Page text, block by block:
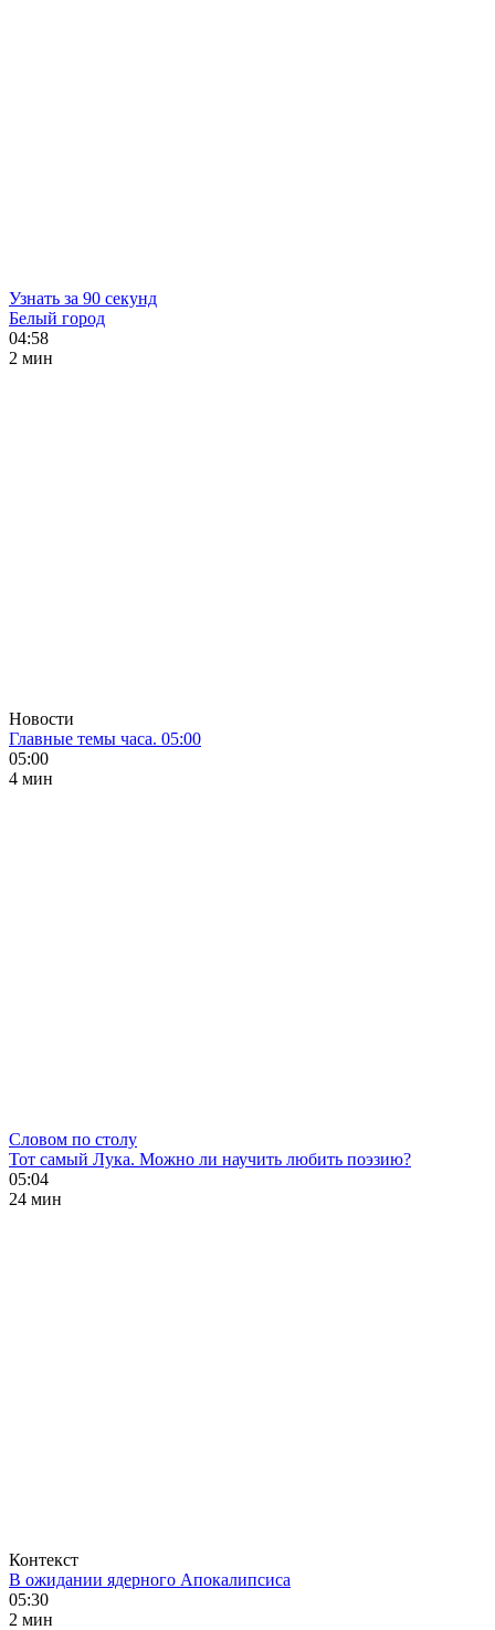
Узнать за 90 секунд
Белый город
04:58
2 мин
Новости
Главные темы часа. 05:00
05:00
4 мин
Словом по столу
Тот самый Лука. Можно ли научить любить поэзию?
05:04
24 мин
Контекст
В ожидании ядерного Апокалипсиса
05:30
2 мин